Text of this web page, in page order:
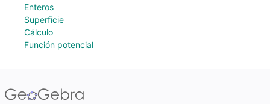
Enteros
Superficie
Cálculo
Función potencial